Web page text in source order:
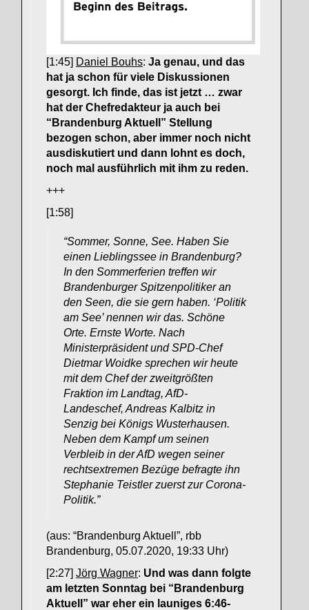
[1:45] Daniel Bouhs: Ja genau, und das
hat ja schon für viele Diskussionen
gesorgt. Ich finde, das ist jetzt … zwar
hat der Chefredakteur ja auch bei
“Brandenburg Aktuell” Stellung
bezogen schon, aber immer noch nicht
ausdiskutiert und dann lohnt es doch,
noch mal ausführlich mit ihm zu reden.
+++
[1:58]
“Sommer, Sonne, See. Haben Sie
einen Lieblingssee in Brandenburg?
In den Sommerferien treffen wir
Brandenburger Spitzenpolitiker an
den Seen, die sie gern haben. ‘Politik
am See’ nennen wir das. Schöne
Orte. Ernste Worte. Nach
Ministerpräsident und SPD-Chef
Dietmar Woidke sprechen wir heute
mit dem Chef der zweitgrößten
Fraktion im Landtag, AfD-
Landeschef, Andreas Kalbitz in
Senzig bei Königs Wusterhausen.
Neben dem Kampf um seinen
Verbleib in der AfD wegen seiner
rechtsextremen Bezüge befragte ihn
Stephanie Teistler zuerst zur Corona-
Politik.”
(aus: “Brandenburg Aktuell”, rbb
Brandenburg, 05.07.2020, 19:33 Uhr)
[2:27] Jörg Wagner: Und was dann folgte
am letzten Sonntag bei “Brandenburg
Aktuell” war eher ein launiges 6:46-